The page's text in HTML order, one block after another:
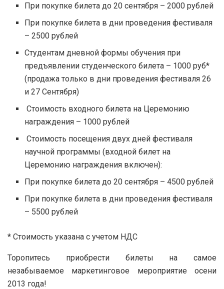
При покупке билета до 20 сентября – 2000 рублей
При покупке билета в дни проведения фестиваля
– 2500 рублей
Студентам дневной формы обучения при
предъявлении студенческого билета – 1000 руб*
(продажа только в дни проведения фестиваля 26
и 27 Сентября)
Стоимость входного билета на Церемонию
награждения – 1000 рублей
Стоимость посещения двух дней фестиваля
научной программы (входной билет на
Церемонию награждения включен):
При покупке билета до 20 сентября – 4500 рублей
При покупке билета в дни проведения фестиваля
– 5500 рублей
* Стоимость указана с учетом НДС
Торопитесь приобрести билеты на самое
незабываемое маркетинговое мероприятие осени
2013 года!